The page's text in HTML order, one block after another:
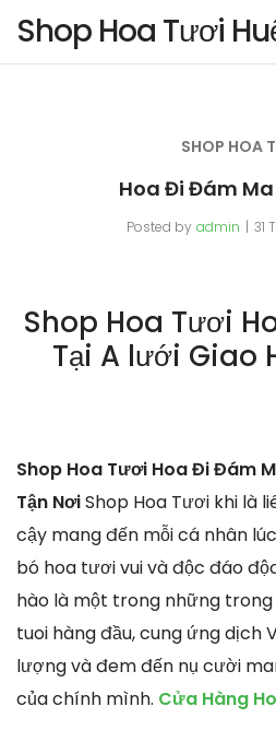
Shop Hoa Tươi
SHOP HOA
Hoa Đi Đám
Posted by admin 31
Shop Hoa Tươi
Tại A lưới Giao
Shop Hoa Tươi Hoa Đi Đám
Tận NơiShop Hoa Tươi khi là
cậy mang đến mỗi cá nhân
bó hoa tươi vui và độc đáo
hào là một trong những
tuoi hàng đầu, cung ứng dịch
lượng và đem đến nụ cười
của chính mình. Cửa Hàng